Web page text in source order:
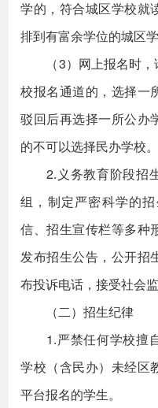
学的，符合城区学校就
排到有富余学位的城区学
（3）网上报名时，
校报名通道的，选择一
驳回后再选择一所公办
的不可以选择民办学校。
2.义务教育阶段招生
组，制定严密科学的
信、招生宣传栏等多种
发布招生公告，公开招
布投诉电话，接受社会监
（二）招生纪律
1.严禁任何学校擅自
学校（含民办）未经区
平台报名的学生。